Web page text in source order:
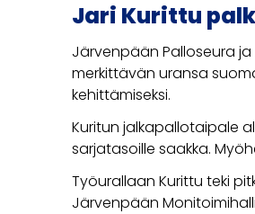
Jari Kurittu
Järvenpään Palloseura
merkittävän uransa
kehittämiseksi.
Kuritun jalkapallotaipale
sarjatasoille saakka.
Työurallaan Kurittu teki
Järvenpään